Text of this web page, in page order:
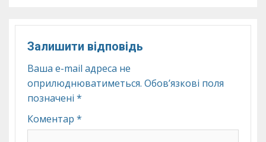
Залишити відповідь
Ваша e-mail адреса не
оприлюднюватиметься. Обов’язкові поля
позначені *
Коментар *